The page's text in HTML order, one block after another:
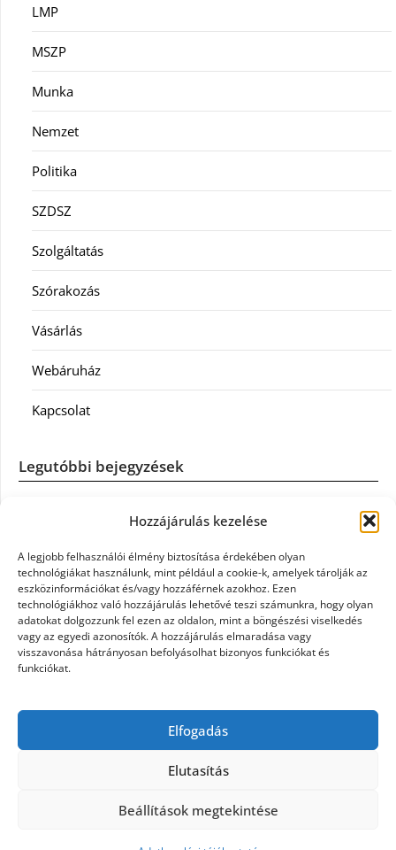
Hozzájárulás kezelése
A legjobb felhasználói élmény biztosítása érdekében olyan
technológiákat használunk, mint például a cookie-k, amelyek tárolják az
eszközinformációkat és/vagy hozzáférnek azokhoz. Ezen
technológiákhoz való hozzájárulás lehetővé teszi számunkra, hogy olyan
adatokat dolgozzunk fel ezen az oldalon, mint a böngészési viselkedés
vagy az egyedi azonosítók. A hozzájárulás elmaradása vagy
visszavonása hátrányosan befolyásolhat bizonyos funkciókat és
funkciókat.
Elfogadás
Elutasítás
Beállítások megtekintése
LMP
MSZP
Munka
Nemzet
Politika
SZDSZ
Szolgáltatás
Szórakozás
Vásárlás
Webáruház
Kapcsolat
Legutóbbi bejegyzések
Casco szélvédőcsere: mikor éri meg a biztosítást igénybe
Könyvelés: mikor érdemes könyvelőt váltani?
Szövetkezeti jog: miért elengedhetetlen a szakszerű jogi
háttér a biztonságos működéshez
Munkajogi ügyvéd: miért nem érdemes várni a jogi
Tüll anyag: elegancia és sokoldalúság a Szakatex
kínálatában